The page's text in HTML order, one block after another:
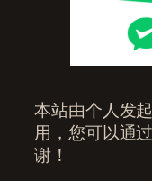
本站由个人发
用，您可以通
谢！